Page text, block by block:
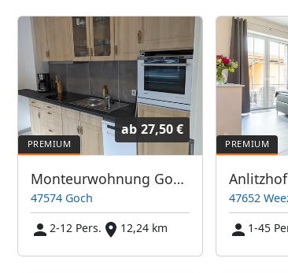
ab 27,50 €
Monteurwohnung Goch City
47574 Goch
2-12 Pers.
12,24 km
Anlitzhof
47652
1-45